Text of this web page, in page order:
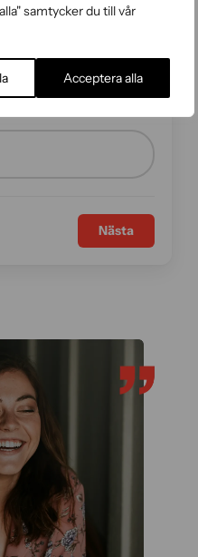
samtycker du till vår
Acceptera alla
Nästa